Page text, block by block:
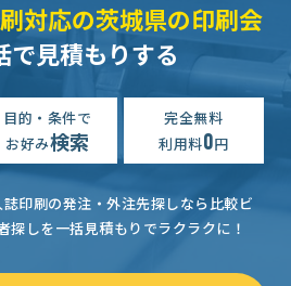
対応の茨城県の印刷会
で見積もりする
目的・条件で
お好み検索
完全無料
利用料0円
印刷の発注・外注先探しなら比較ビ
探しを一括見積もりでラクラクに！
り依頼 予算上限なし 茨城県
り依頼
り依頼 予算上限なし 茨城県
り依頼 3万円まで 茨城県
茨城の業者限定】冊子印刷の見積もり依頼
クなどの画像が多め】冊子印刷の見積もり依頼
り依頼 予算上限なし 茨城県